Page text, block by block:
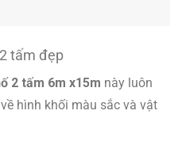
tấm đẹp
2 tấm 6m x15m này luôn
hình khối màu sắc và vật